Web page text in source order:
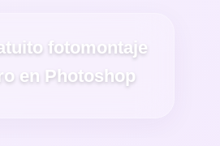
fotomontaje
en Photoshop